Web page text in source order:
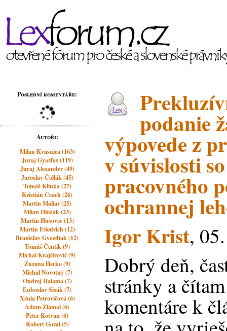
Poslední komentáře:
Autoři:
Milan Kvasnica (163)
Juraj Gyarfas (119)
Juraj Alexander (49)
Jaroslav Čollák (45)
Tomáš Klinka (27)
Kristián Csach (26)
Martin Maliar (25)
Milan Hlušák (23)
Martin Husovec (13)
Martin Friedrich (12)
Branislav Gvozdiak (12)
Tomáš Čentík (9)
Michal Krajčírovič (9)
Zuzana Hecko (9)
Michal Novotný (7)
Ondrej Halama (7)
Ľuboslav Sisák (7)
Xénia Petrovičová (6)
Adam Zlámal (6)
Peter Kotvan (6)
Robert Goral (5)
podanie
výpovede z
v súvislosti
pracovného
ochrannej
Igor Krist,
Dobrý deň,
stránky a
komentáre k